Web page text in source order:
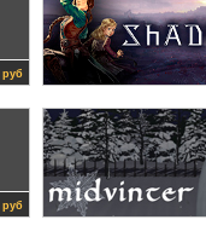
руб
руб